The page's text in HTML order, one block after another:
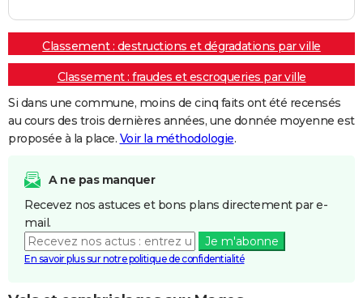
Classement : destructions et dégradations par ville
Classement : fraudes et escroqueries par ville
Si dans une commune, moins de cinq faits ont été recensés
au cours des trois dernières années, une donnée moyenne est
proposée à la place. Voir la méthodologie.
A ne pas manquer
Recevez nos astuces et bons plans directement par e-
mail.
Je m'abonne
En savoir plus sur notre politique de confidentialité